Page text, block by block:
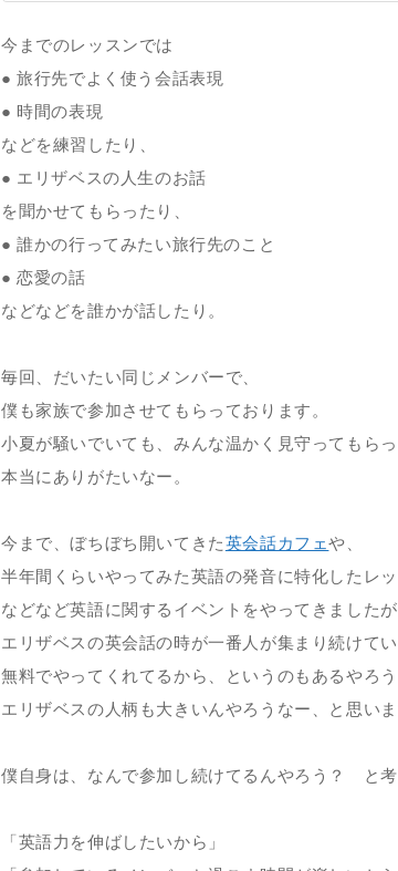
今までのレッスンでは
● 旅行先でよく使う会話表現
● 時間の表現
などを練習したり、
● エリザベスの人生のお話
を聞かせてもらったり、
● 誰かの行ってみたい旅行先のこと
● 恋愛の話
などなどを誰かが話したり。
毎回、だいたい同じメンバーで、
僕も家族で参加させてもらっております。
小夏が騒いでいても、みんな温かく見守ってもらっ
本当にありがたいなー。
今まで、ぼちぼち開いてきた英会話カフェや、
半年間くらいやってみた英語の発音に特化したレッ
などなど英語に関するイベントをやってきましたが
エリザベスの英会話の時が一番人が集まり続けて
無料でやってくれてるから、というのもあるやろう
エリザベスの人柄も大きいんやろうなー、と思いま
僕自身は、なんで参加し続けてるんやろう？ と考
「英語力を伸ばしたいから」